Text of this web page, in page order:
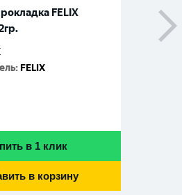
FELIX
: FELIX
в 1 клик
в корзину
6мл.